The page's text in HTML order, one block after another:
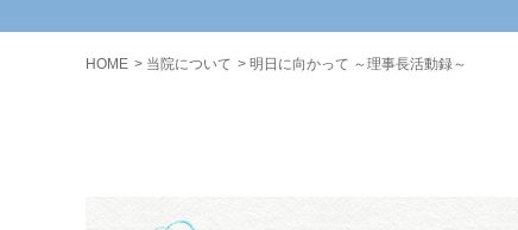
HOME 当院について 明日に向かって ～理事長活動録～